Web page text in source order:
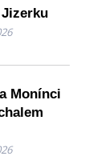
Monínci